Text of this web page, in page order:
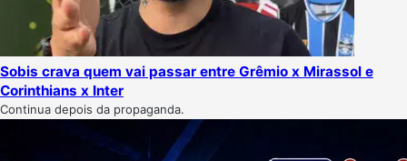
Sobis crava quem vai passar entre Grêmio x Mirassol e
Corinthians x Inter
Continua depois da propaganda.